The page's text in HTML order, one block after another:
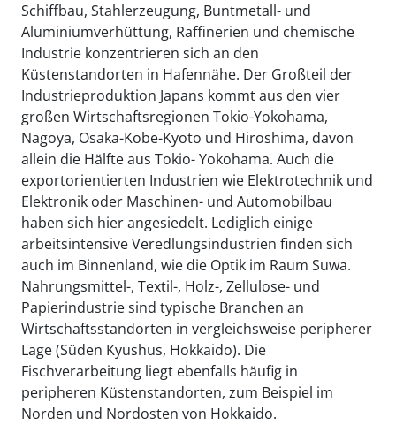
Schiffbau, Stahlerzeugung, Buntmetall- und
Aluminiumverhüttung, Raffinerien und chemische
Industrie konzentrieren sich an den
Küstenstandorten in Hafennähe. Der Großteil der
Industrieproduktion Japans kommt aus den vier
großen Wirtschaftsregionen Tokio-Yokohama,
Nagoya, Osaka-Kobe-Kyoto und Hiroshima, davon
allein die Hälfte aus Tokio- Yokohama. Auch die
exportorientierten Industrien wie Elektrotechnik und
Elektronik oder Maschinen- und Automobilbau
haben sich hier angesiedelt. Lediglich einige
arbeitsintensive Veredlungsindustrien finden sich
auch im Binnenland, wie die Optik im Raum Suwa.
Nahrungsmittel-, Textil-, Holz-, Zellulose- und
Papierindustrie sind typische Branchen an
Wirtschaftsstandorten in vergleichsweise peripherer
Lage (Süden Kyushus, Hokkaido). Die
Fischverarbeitung liegt ebenfalls häufig in
peripheren Küstenstandorten, zum Beispiel im
Norden und Nordosten von Hokkaido.